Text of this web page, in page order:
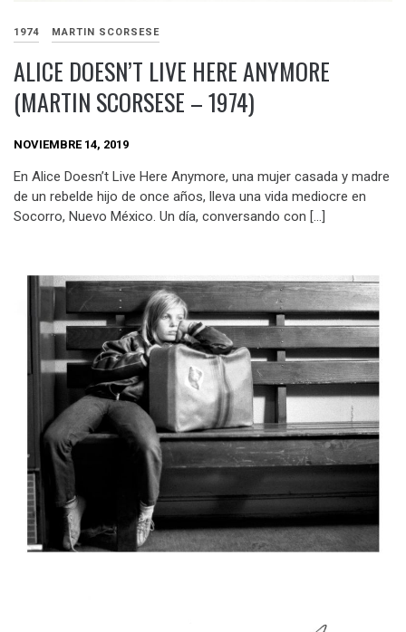
1974 MARTIN SCORSESE
ALICE DOESN’T LIVE HERE ANYMORE
(MARTIN SCORSESE – 1974)
NOVIEMBRE 14, 2019
En Alice Doesn’t Live Here Anymore, una mujer casada y madre
de un rebelde hijo de once años, lleva una vida mediocre en
Socorro, Nuevo México. Un día, conversando con […]